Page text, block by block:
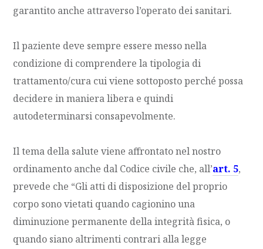
garantito anche attraverso l’operato dei sanitari.
Il paziente deve sempre essere messo nella
condizione di comprendere la tipologia di
trattamento/cura cui viene sottoposto perché possa
decidere in maniera libera e quindi
autodeterminarsi consapevolmente.
Il tema della salute viene affrontato nel nostro
ordinamento anche dal Codice civile che, all’art. 5,
prevede che “Gli atti di disposizione del proprio
corpo sono vietati quando cagionino una
diminuzione permanente della integrità fisica, o
quando siano altrimenti contrari alla legge